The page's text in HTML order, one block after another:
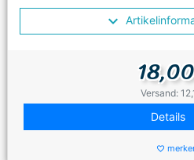
Versand:
Details
favorite_border